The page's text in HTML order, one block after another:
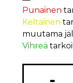
Punainen
Keltainen
muutama
Vihreä